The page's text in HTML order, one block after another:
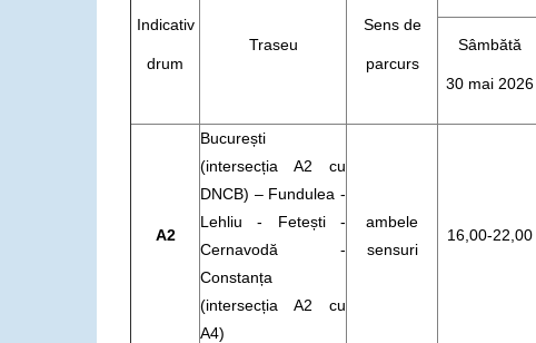
Indicativ
drum
Traseu
Sens de
parcurs
Sâmbătă
30 mai 2026
A2
București
(intersecția A2 cu
DNCB) – Fundulea -
Lehliu - Fetești -
Cernavodă -
Constanța
(intersecția A2 cu
A4)
ambele
sensuri
16,00-22,00